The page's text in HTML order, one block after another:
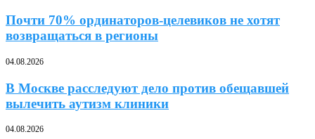
Почти 70% ординаторов-целевиков не хотят
возвращаться в регионы
04.08.2026
В Москве расследуют дело против обещавшей
вылечить аутизм клиники
04.08.2026